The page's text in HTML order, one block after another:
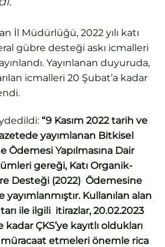
İl Müdürlüğü, 2022 yılı katı
gübre desteği askı icmalleri
Yayınlanan duyuruda,
icmalleri 20 Şubat’a kadar
“9 Kasım 2022 tarih ve
yayımlanan Bitkisel
Yapılmasına Dair
gereği, Katı Organik-
Desteği (2022) Ödemesine
Kullanılan alan
ile ilgili itirazlar, 20.02.2023
ÇKS’ye kayıtlı oldukları
etmeleri önemle rica